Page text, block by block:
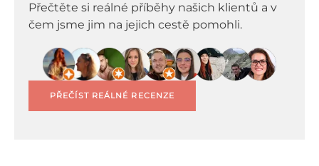
Přečtěte si reálné příběhy našich klientů a v
čem jsme jim na jejich cestě pomohli.
PŘEČÍST REÁLNÉ RECENZE